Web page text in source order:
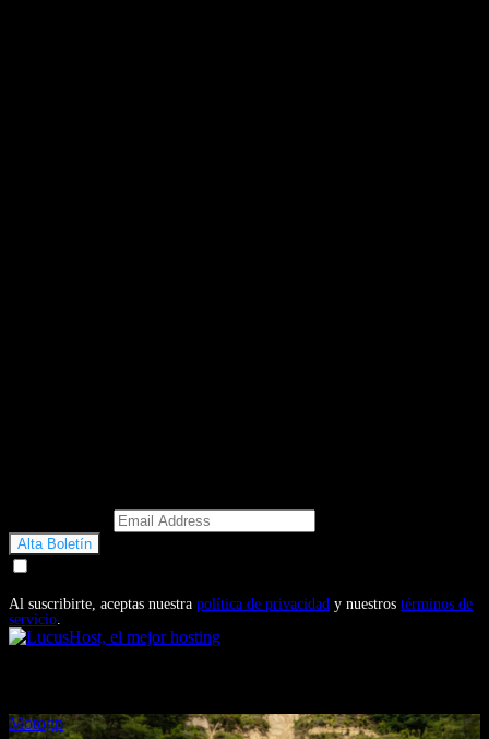
Al suscribirte, aceptas nuestra política de privacidad y nuestros términos de
servicio.
Motogp